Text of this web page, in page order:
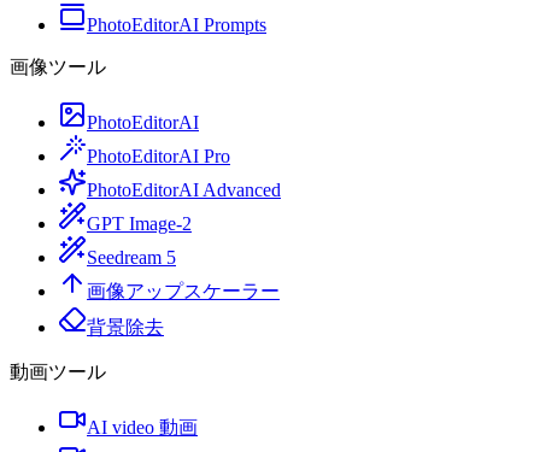
PhotoEditorAI Prompts
画像ツール
PhotoEditorAI
PhotoEditorAI Pro
PhotoEditorAI Advanced
GPT Image-2
Seedream 5
画像アップスケーラー
背景除去
動画ツール
AI video 動画